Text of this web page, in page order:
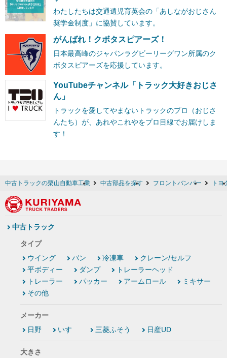
わたしたちは交通遺児育英会の「あしながおじさん
奨学金制度」に協賛しています。
がんばれ！クボタスピアーズ！
日本最高峰のジャパンラグビーリーグワン所属のク
ボタスピアーズを応援しています。
YouTubeチャンネル「トラック大好きおじさ
ん」
トラックを愛してやまないトラックのプロ（おじさ
んたち）が、あれやこれやをプロ目線でお届けしま
す！
中古トラックの栗山自動車工業 中古部品を探す フロントバンパー トヨ
中古トラック
タイプ
ウイング
バン 冷凍車
クレーン/セルフ
平ボディー
ダンプ
トレーラーヘッド
トレーラー
パッカー アームロール
ミキサー
その他
メーカー
日野
いすゞ 三菱ふそう 日産UD
大きさ